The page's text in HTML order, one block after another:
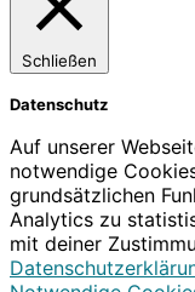
Schließen
Datenschutz
Auf unserer
notwendige
grundsätzlichen
Analytics zu
mit deiner